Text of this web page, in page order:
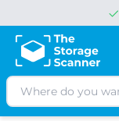
Search